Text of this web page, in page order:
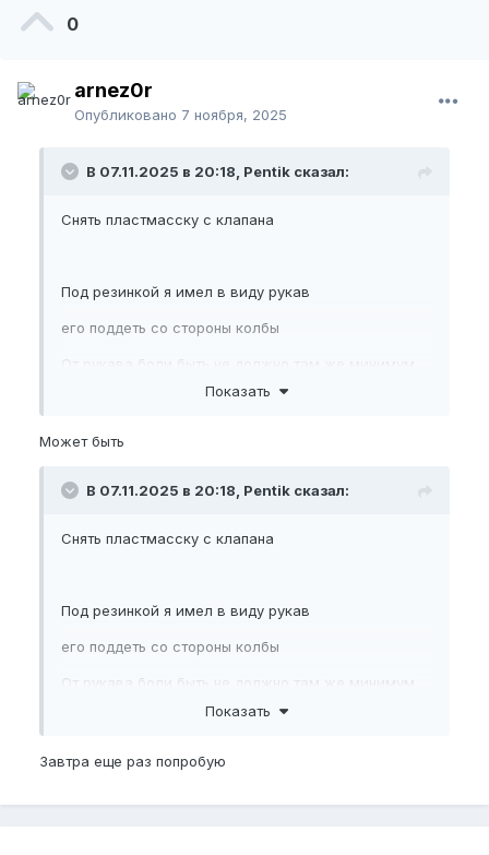
0
arnez0r
Опубликовано 7 ноября, 2025
В 07.11.2025 в 20:18, Pentik сказал:
Снять пластмасску с клапана
Под резинкой я имел в виду рукав
его поддеть со стороны колбы
От рукава боли быть не должно там же минимум
сжатия, может ты маленький рукав надеваешь?
Показать
Может быть
В 07.11.2025 в 20:18, Pentik сказал:
Снять пластмасску с клапана
Под резинкой я имел в виду рукав
его поддеть со стороны колбы
От рукава боли быть не должно там же минимум
сжатия, может ты маленький рукав надеваешь?
Показать
Завтра еще раз попробую